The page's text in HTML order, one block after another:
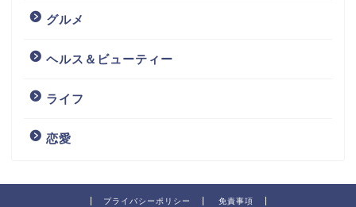
グルメ
ヘルス＆ビューティー
ライフ
恋愛
プライバシーポリシー 免責事項